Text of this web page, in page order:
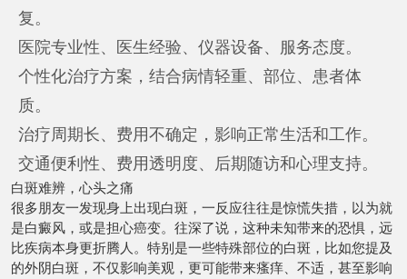
复。
医院专业性、医生经验、仪器设备、服务态度。
个性化治疗方案，结合病情轻重、部位、患者体
质。
治疗周期长、费用不确定，影响正常生活和工作。
交通便利性、费用透明度、后期随访和心理支持。
白斑难辨，心头之痛
很多朋友一发现身上出现白斑，一反应往往是惊慌失措，以为就
是白癜风，或是担心癌变。往深了说，这种未知带来的恐惧，远
比疾病本身更折腾人。特别是一些特殊部位的白斑，比如您提及
的外阴白斑，不仅影响美观，更可能带来瘙痒、不适，甚至影响